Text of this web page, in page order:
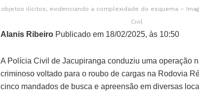
objetos ilícitos, evidenciando a complexidade do esquema –
Civil
Alanis Ribeiro Publicado em 18/02/2025, às 10:50
A Polícia Civil de Jacupiranga conduziu uma operação
criminoso voltado para o roubo de cargas na Rodovia
cinco mandados de busca e apreensão em diversas